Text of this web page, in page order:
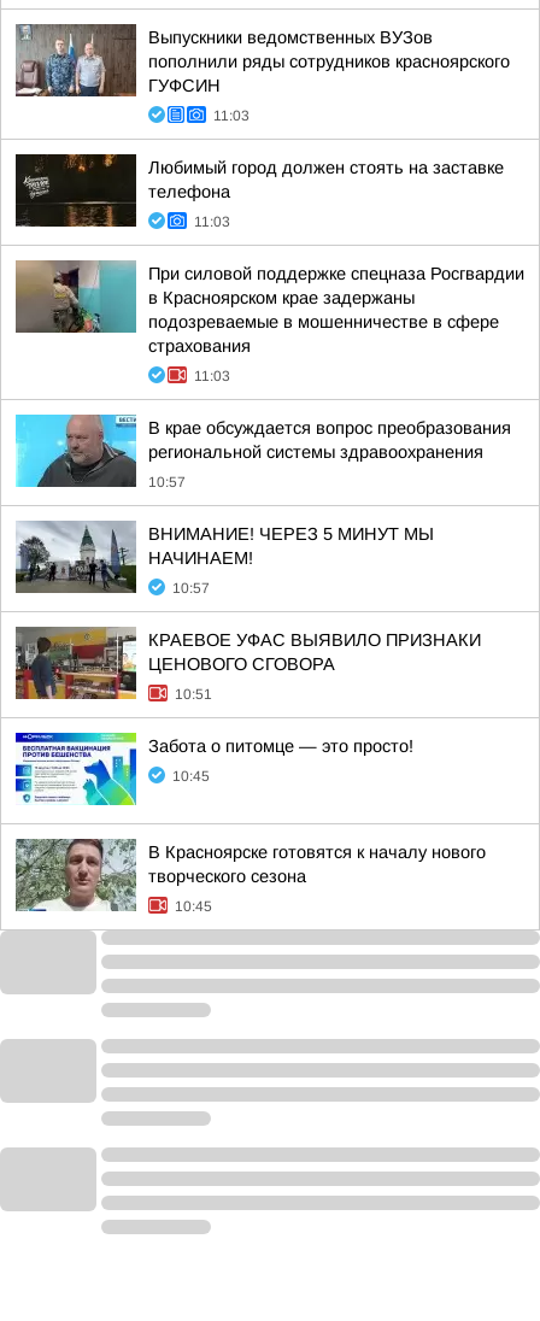
Выпускники ведомственных ВУЗов
пополнили ряды сотрудников красноярского
ГУФСИН
11:03
Любимый город должен стоять на заставке
телефона
11:03
При силовой поддержке спецназа Росгвардии
в Красноярском крае задержаны
подозреваемые в мошенничестве в сфере
страхования
11:03
В крае обсуждается вопрос преобразования
региональной системы здравоохранения
10:57
ВНИМАНИЕ! ЧЕРЕЗ 5 МИНУТ МЫ
НАЧИНАЕМ!
10:57
КРАЕВОЕ УФАС ВЫЯВИЛО ПРИЗНАКИ
ЦЕНОВОГО СГОВОРА
10:51
Забота о питомце — это просто!
10:45
В Красноярске готовятся к началу нового
творческого сезона
10:45